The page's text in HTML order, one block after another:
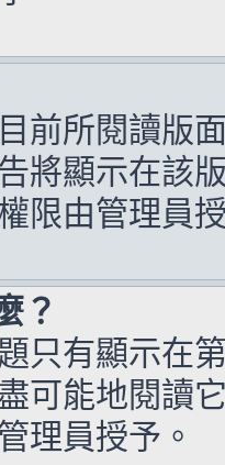
前所閱讀版
將顯示在該
限由管理員
？
只有顯示在
可能地閱讀
理員授予。